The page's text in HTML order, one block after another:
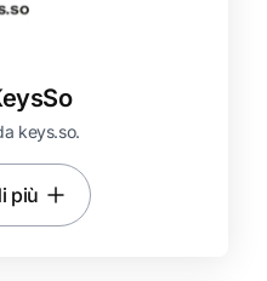
keys.so.
più